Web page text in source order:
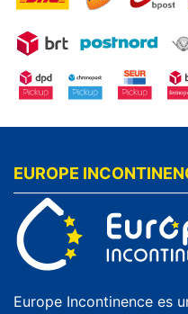
EUROPE
Europe Incontinence es